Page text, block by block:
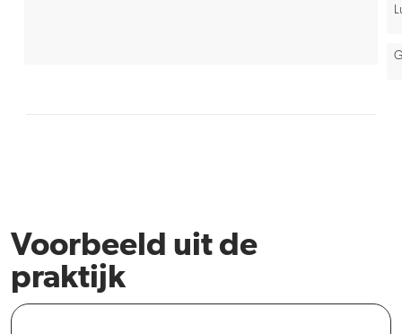
Voorbeeld uit de
praktijk